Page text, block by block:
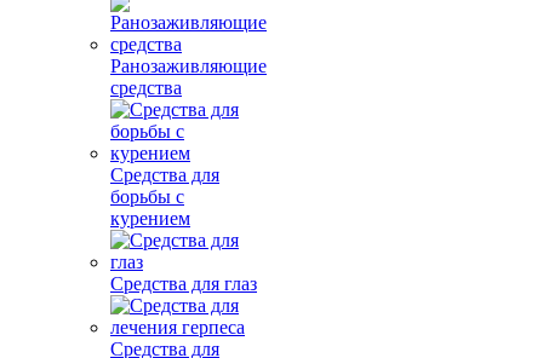
Ранозаживляющие
средства
Средства для
борьбы с
курением
Средства для глаз
Средства для